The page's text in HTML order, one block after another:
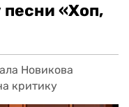
песни «Хоп,
Новикова
критику